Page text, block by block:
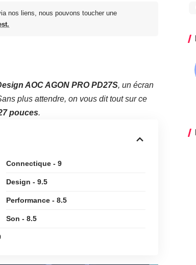
nos liens, nous pouvons toucher une
AOC AGON PRO PD27S, un écran
plus attendre, on vous dit tout sur ce
pouces.
Connectique - 9
Design - 9.5
Performance - 8.5
Son - 8.5